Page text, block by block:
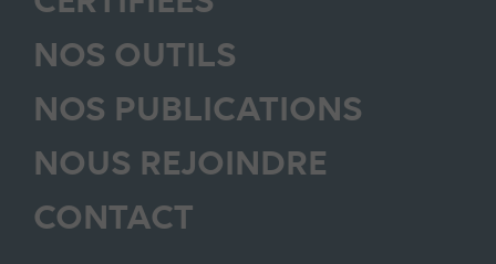
NOS OUTILS
NOS PUBLICATIONS
NOUS REJOINDRE
CONTACT